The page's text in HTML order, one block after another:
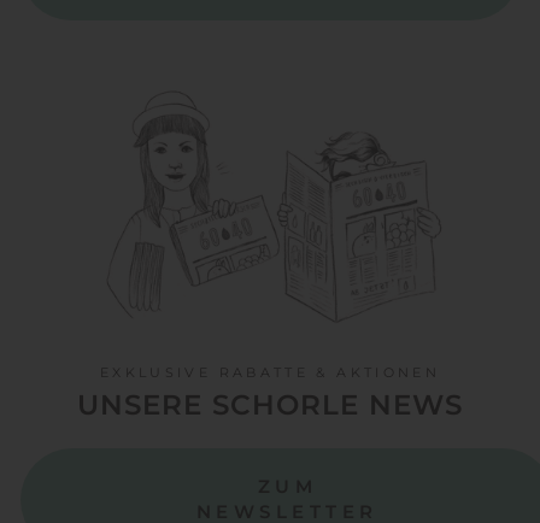
EXKLUSIVE RABATTE & AKTIONEN
UNSERE SCHORLE NEWS